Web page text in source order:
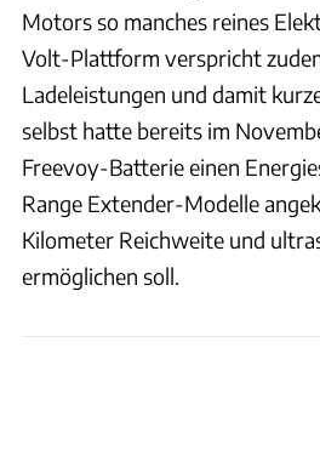
Motors so manches reines
Volt-Plattform verspricht
Ladeleistungen und damit
selbst hatte bereits im
Freevoy-Batterie einen
Range Extender-Modelle
Kilometer Reichweite und
ermöglichen soll.